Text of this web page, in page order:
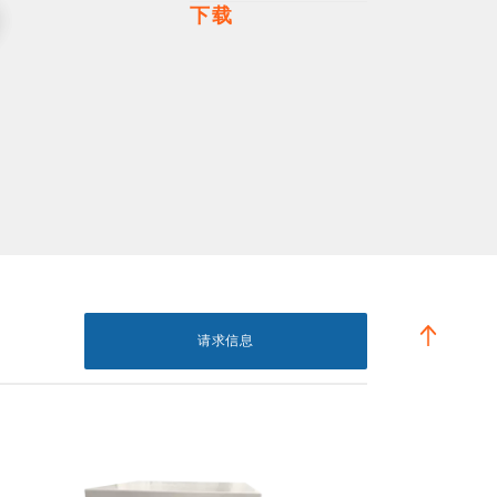
下载
请求信息